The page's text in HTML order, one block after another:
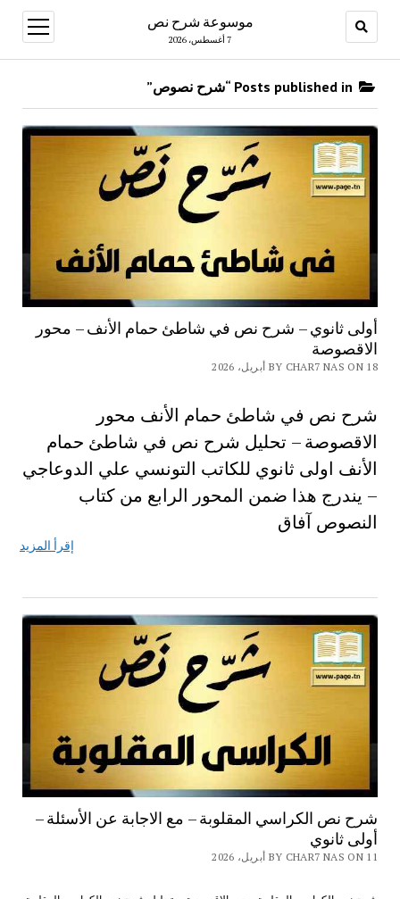
موسوعة شرح نص
7 أغسطس، 2026
open
menu
أولى ثانوي – شرح نص في شاطئ حمام الأنف – محور
الاقصوصة
BY CHAR7 NAS ON 18 أبريل، 2026
شرح نص في شاطئ حمام الأنف محور
الاقصوصة – تحليل شرح نص في شاطئ حمام
الأنف اولى ثانوي للكاتب التونسي علي الدوعاجي
– يندرج هذا ضمن المحور الرابع من كتاب
النصوص آفاق
إقرأ المزيد
شرح نص الكراسي المقلوبة – مع الاجابة عن الأسئلة –
أولى ثانوي
BY CHAR7 NAS ON 11 أبريل، 2026